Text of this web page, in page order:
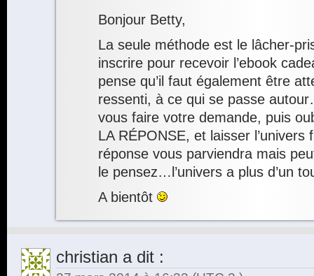
Bonjour Betty,
La seule méthode est le lâcher-
inscrire pour recevoir l’ebook
pense qu’il faut également être
ressenti, à ce qui se passe
vous faire votre demande, puis
LA RÉPONSE, et laisser l’univers
réponse vous parviendra mais
le pensez…l’univers a plus d’un
A bientôt
christian a dit :